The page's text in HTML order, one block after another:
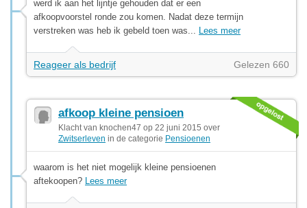
werd ik aan het lijntje gehouden dat er een
afkoopvoorstel ronde zou komen. Nadat deze termijn
verstreken was heb ik gebeld toen was... Lees meer
Reageer als bedrijf Gelezen 660
afkoop kleine pensioen
Klacht van knochen47 op 22 juni 2015 over
Zwitserleven in de categorie Pensioenen
waarom is het niet mogelijk kleine pensioenen
aftekoopen? Lees meer